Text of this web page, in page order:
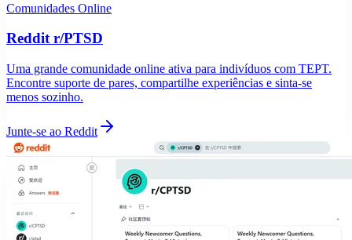
Comunidades Online
Reddit r/PTSD
Uma grande comunidade online ativa para indivíduos com TEPT.
Encontre suporte de pares, compartilhe experiências e sinta-se
menos sozinho.
Junte-se ao Reddit